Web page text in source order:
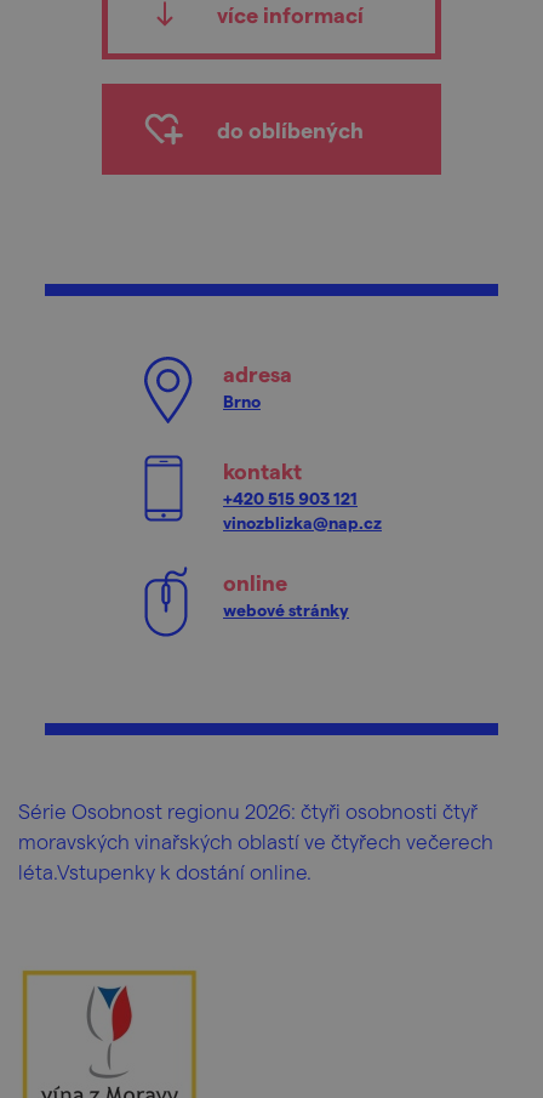
více informací
do oblíbených
adresa
Brno
kontakt
+420 515 903 121
vinozblizka@nap.cz
online
webové stránky
Série Osobnost regionu 2026: čtyři osobnosti čtyř
moravských vinařských oblastí ve čtyřech večerech
léta.Vstupenky k dostání online.